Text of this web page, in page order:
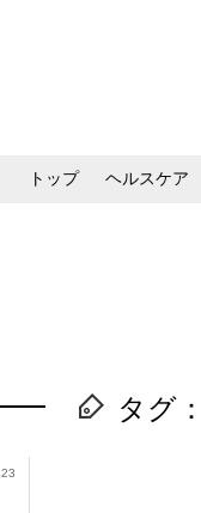
トップ ヘルスケア
タグ